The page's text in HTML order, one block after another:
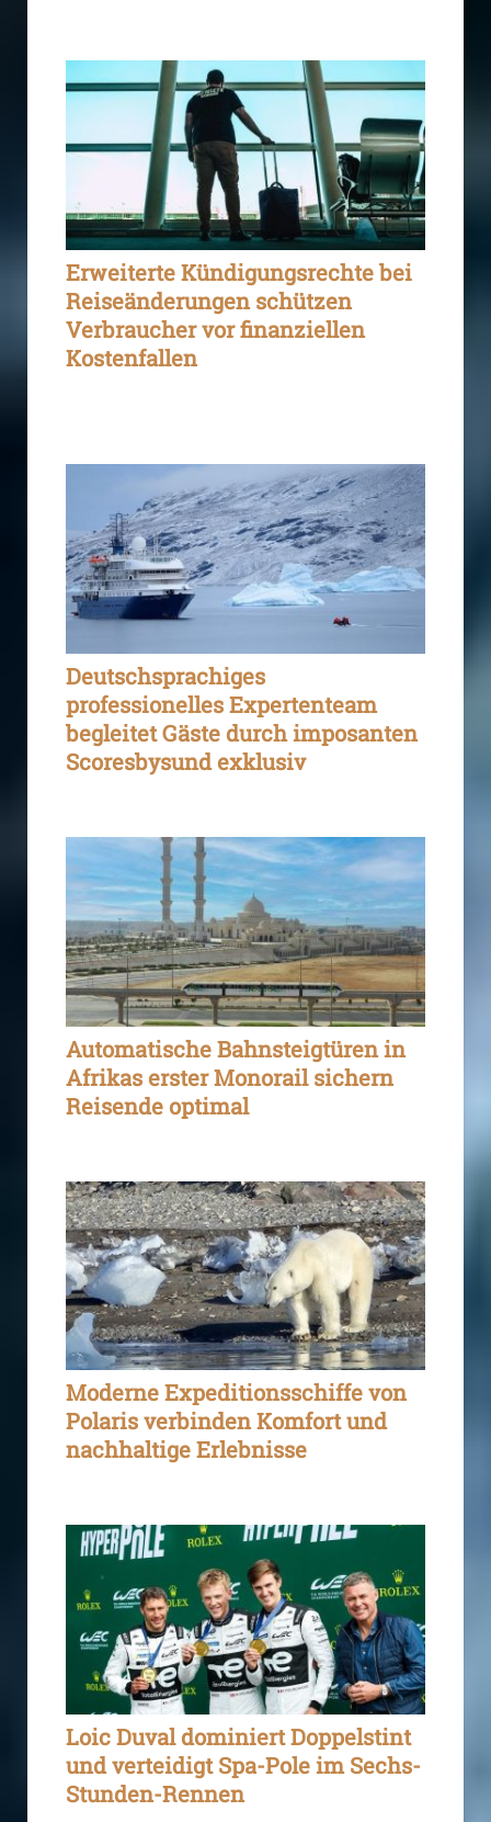
Erweiterte Kündigungsrechte bei
Reiseänderungen schützen
Verbraucher vor finanziellen
Kostenfallen
Deutschsprachiges
professionelles Expertenteam
begleitet Gäste durch imposanten
Scoresbysund exklusiv
Automatische Bahnsteigtüren in
Afrikas erster Monorail sichern
Reisende optimal
Moderne Expeditionsschiffe von
Polaris verbinden Komfort und
nachhaltige Erlebnisse
Loic Duval dominiert Doppelstint
und verteidigt Spa-Pole im Sechs-
Stunden-Rennen